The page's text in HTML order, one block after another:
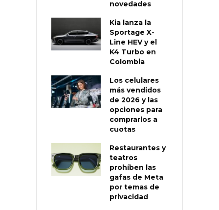
novedades
Kia lanza la
Sportage X-
Line HEV y el
K4 Turbo en
Colombia
Los celulares
más vendidos
de 2026 y las
opciones para
comprarlos a
cuotas
Restaurantes y
teatros
prohíben las
gafas de Meta
por temas de
privacidad